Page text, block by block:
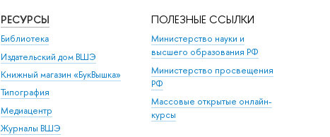
РЕСУРСЫ
Библиотека
Издательский дом ВШЭ
Книжный магазин «БукВышка»
Типография
Медиацентр
Журналы ВШЭ
ПОЛЕЗНЫЕ ССЫЛКИ
Министерство науки и
высшего образования РФ
Министерство просвещения
РФ
Массовые открытые онлайн-
курсы